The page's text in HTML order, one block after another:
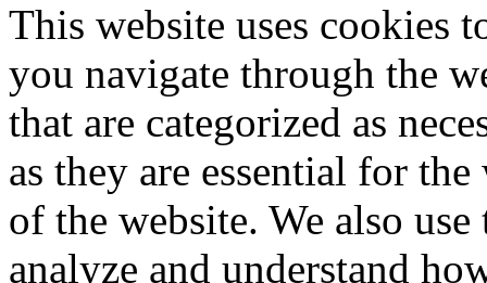
This website uses cookies
you navigate through the
that are categorized as
as they are essential for
of the website. We also
analyze and understand